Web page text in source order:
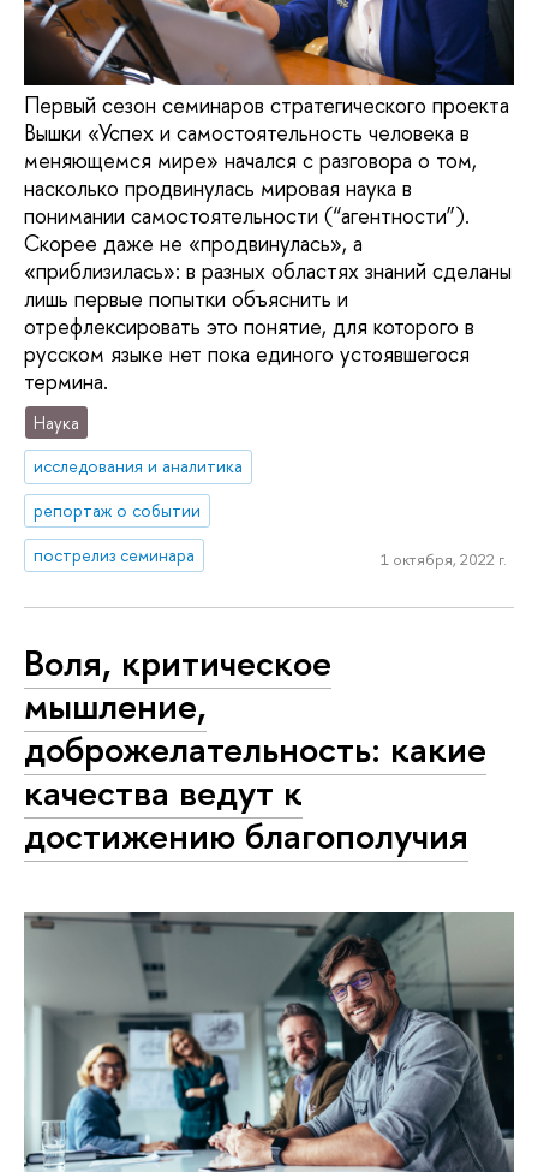
Первый сезон семинаров стратегического проекта
Вышки «Успех и самостоятельность человека в
меняющемся мире» начался с разговора о том,
насколько продвинулась мировая наука в
понимании самостоятельности (“агентности”).
Скорее даже не «продвинулась», а
«приблизилась»: в разных областях знаний сделаны
лишь первые попытки объяснить и
отрефлексировать это понятие, для которого в
русском языке нет пока единого устоявшегося
термина.
Наука
исследования и аналитика
репортаж о событии
пострелиз семинара
1 октября, 2022 г.
Воля, критическое
мышление,
доброжелательность: какие
качества ведут к
достижению благополучия